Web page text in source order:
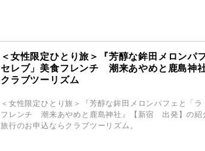
＜女性限定ひとり旅＞『芳醇な鉾田メロンパ
セレブ」美食フレンチ 潮来あやめと鹿島神
クラブツーリズム
＜女性限定ひとり旅＞『芳醇な鉾田メロンパフェと「
フレンチ 潮来あやめと鹿島神社』【新宿 出発】の紹
旅行のお申込ならクラブツーリズム。